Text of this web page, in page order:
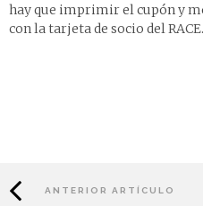
hay que imprimir el cupóny
con la tarjeta de socio del RACE.
ANTERIOR ARTÍCULO